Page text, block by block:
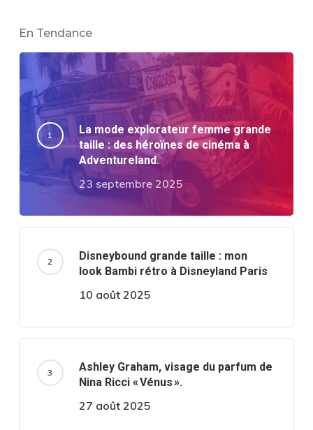
En Tendance
La mode explorateur femme grande
taille : des héroïnes de cinéma à
Adventureland.
23 septembre 2025
Disneybound grande taille : mon
look Bambi rétro à Disneyland Paris
10 août 2025
Ashley Graham, visage du parfum de
Nina Ricci « Vénus ».
27 août 2025